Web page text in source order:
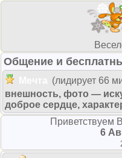
Общение и
(лидирует 66
внешность, фото —
доброе сердце,
Приветствуем
6